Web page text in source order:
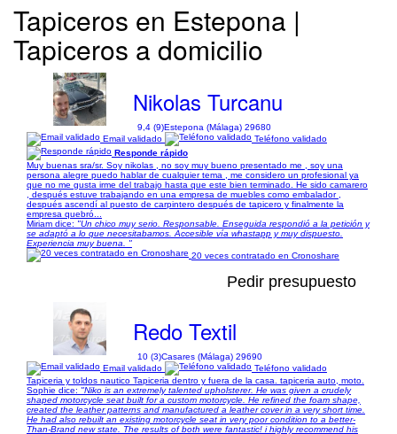
Tapiceros en Estepona |
Tapiceros a domicilio
Nikolas Turcanu
9,4 (9)Estepona (Málaga) 29680
Email validado
Teléfono validado
Responde rápido
Muy buenas sra/sr. Soy nikolas , no soy muy bueno presentado me , soy una
persona alegre puedo hablar de cualquier tema , me considero un profesional ya
que no me gusta irme del trabajo hasta que este bien terminado. He sido camarero
, después estuve trabajando en una empresa de muebles como embalador ,
después ascendí al puesto de carpintero después de tapicero y finalmente la
empresa quebró...
Miriam dice: "Un chico muy serio. Responsable. Enseguida respondió a la petición y
se adaptó a lo que necesitabamos. Accesible vía whastapp y muy dispuesto.
Experiencia muy buena. "
20 veces contratado en Cronoshare
Pedir presupuesto
Redo Textil
10 (3)Casares (Málaga) 29690
Email validado
Teléfono validado
Tapiceria y toldos nautico Tapiceria dentro y fuera de la casa. tapiceria auto, moto.
Sophie dice: "Niko is an extremely talented upholsterer. He was given a crudely
shaped motorcycle seat built for a custom motorcycle. He refined the foam shape,
created the leather patterns and manufactured a leather cover in a very short time.
He had also rebuilt an existing motorcycle seat in very poor condition to a better-
Than-Brand new state. The results of both were fantastic! i highly recommend his